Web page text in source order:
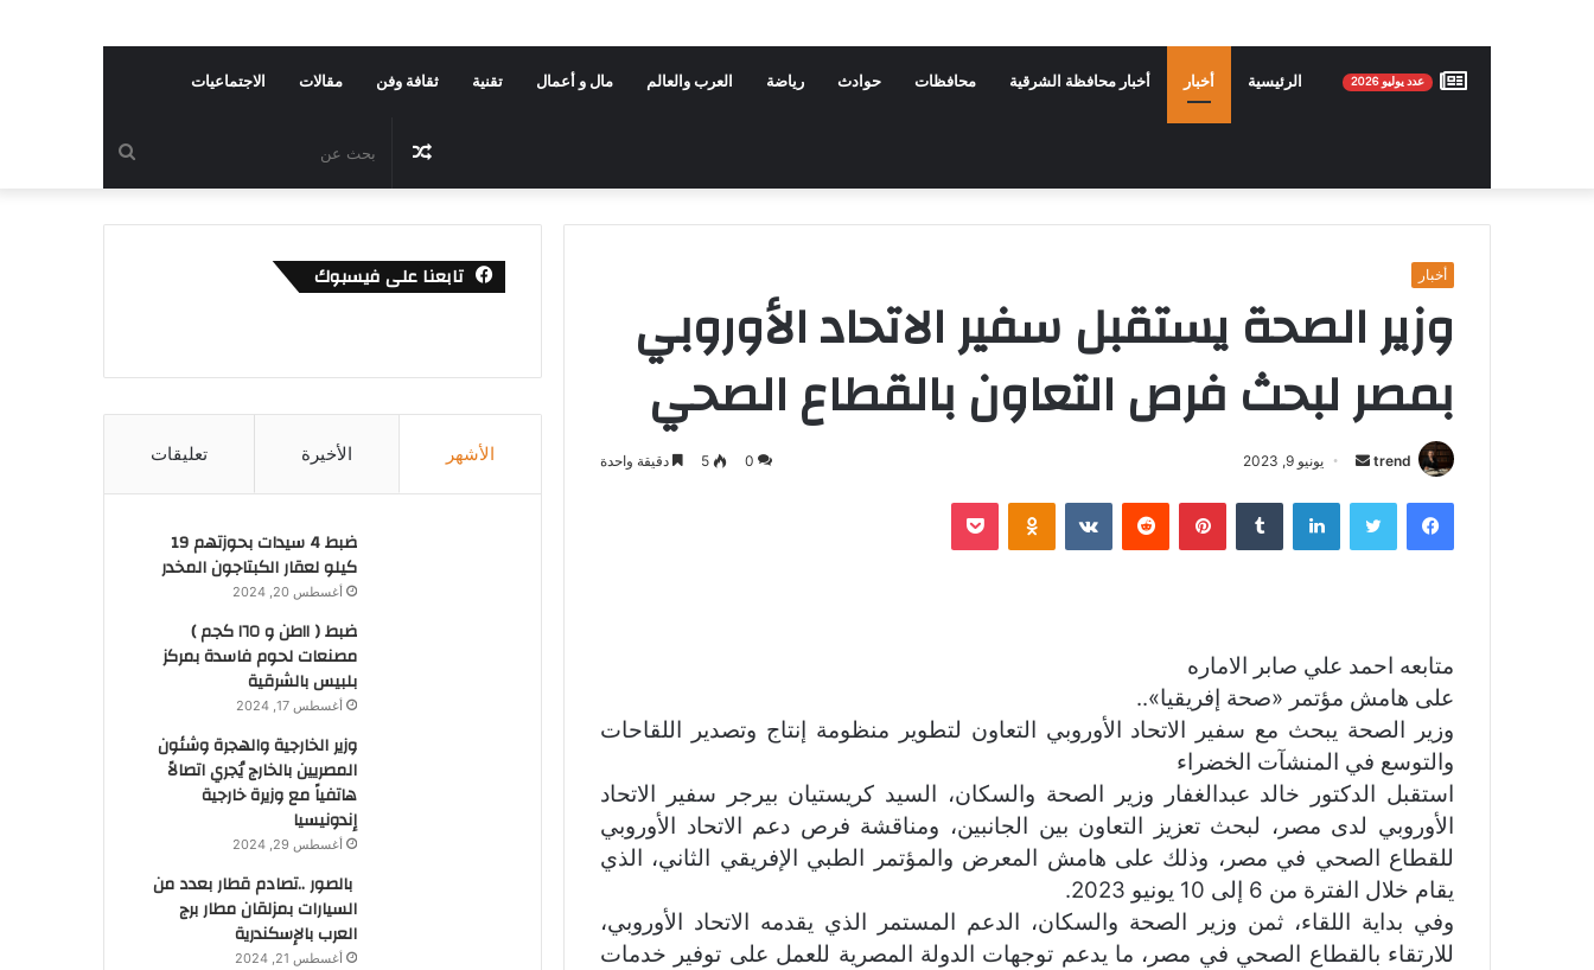
عدد
2026
عدد يوليو 2026 الرئيسية أخبار أخبار محافظة الشرقية محافظات حوادث رياضة العرب والعالم مال و أعمال تقنية ثقافة وفن مقالات الاجتماعيات
عن
مقال
عشوائي
أخبار
وزير الصحة يستقبل سفير الاتحاد الأوروبي
بمصر لبحث فرص التعاون بالقطاع الصحي
trend
ل
إ
ك
ت
ر
و
يونيو 9, 2023 0
5 دقيقة واحدة
فيسبوك لينكدإن بينتيريست
متابعه احمد علي صابر الاماره
على هامش مؤتمر «صحة إفريقيا»..
وزير الصحة يبحث مع سفير الاتحاد الأوروبي التعاون لتطوير منظومة إنتاج وتصدير اللقاحات
والتوسع في المنشآت الخضراء
استقبل الدكتور خالد عبدالغفار وزير الصحة والسكان، السيد كريستيان بيرجر سفير الاتحاد
الأوروبي لدى مصر، لبحث تعزيز التعاون بين الجانبين، ومناقشة فرص دعم الاتحاد الأوروبي
للقطاع الصحي في مصر، وذلك على هامش المعرض والمؤتمر الطبي الإفريقي الثاني، الذي
يقام خلال الفترة من 6 إلى 10 يونيو 2023.
وفي بداية اللقاء، ثمن وزير الصحة والسكان، الدعم المستمر الذي يقدمه الاتحاد الأوروبي،
للارتقاء بالقطاع الصحي في مصر، ما يدعم توجهات الدولة المصرية للعمل على توفير خدمات
تابعنا على فيسبوك
الأشهر الأخيرة تعليقات
ضبط 4 سيدات بحوزتهم 19
كيلو لعقار الكبتاجون المخدر
أغسطس 20, 2024
ضبط ( ١١طن و ١٦٥ كجم )
مصنعات لحوم فاسدة بمركز
بلبيس بالشرقية
أغسطس 17, 2024
وزير الخارجية والهجرة وشئون
المصريين بالخارج يُجري اتصالاً
هاتفياً مع وزيرة خارجية
إندونيسيا
أغسطس 29, 2024
بالصور ..تصادم قطار بعدد من
السيارات بمزلقان مطار برج
العرب بالإسكندرية
أغسطس 21, 2024